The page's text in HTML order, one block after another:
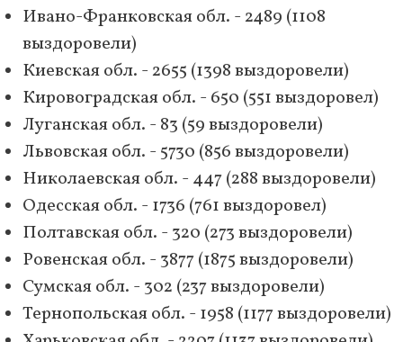
Ивано-Франковская обл. - 2489 (1108
выздоровели)
Киевская обл. - 2655 (1398 выздоровели)
Кировоградская обл. - 650 (551 выздоровел)
Луганская обл. - 83 (59 выздоровели)
Львовская обл. - 5730 (856 выздоровели)
Николаевская обл. - 447 (288 выздоровели)
Одесская обл. - 1736 (761 выздоровел)
Полтавская обл. - 320 (273 выздоровели)
Ровенская обл. - 3877 (1875 выздоровели)
Сумская обл. - 302 (237 выздоровели)
Тернопольская обл. - 1958 (1177 выздоровели)